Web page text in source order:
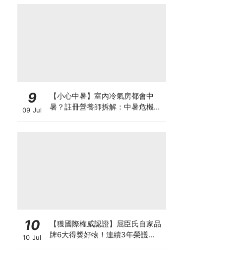
9
09 Jul
【小心中暑】室內冷氣房都會中
暑？註冊營養師拆解：中暑危機及
10
10 Jul
【獲國際權威認證】屈臣氏自家品
牌6大得獎好物！連續3年榮護